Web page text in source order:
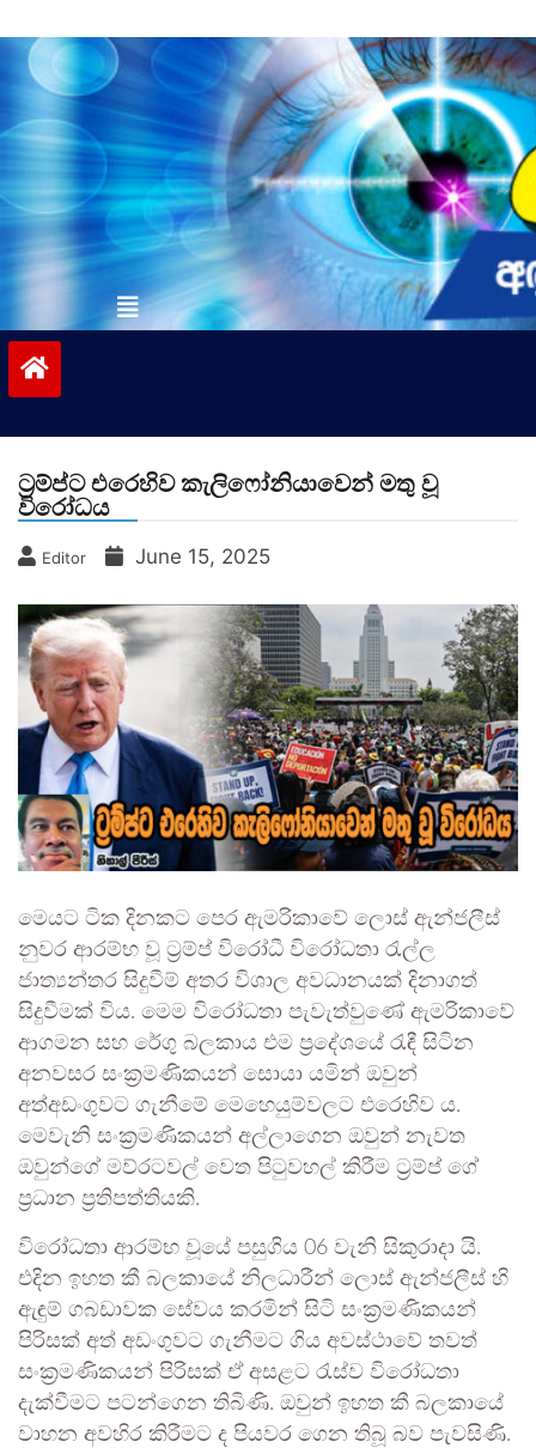
to
contentvinivida.lk
ට්‍රම්ප්ට එරෙහිව කැලිෆෝනියාවෙන් මතු වූ
විරෝධය
Editor June 15, 2025
මෙයට ටික දිනකට පෙර ඇමරිකාවේ ලොස් ඇන්ජලීස්
නුවර ආරම්භ වූ ට්‍රම්ප් විරෝධී විරෝධතා රැල්ල
ජාත්‍යන්තර සිදුවීම් අතර විශාල අවධානයක් දිනාගත්
සිදුවීමක් විය. මෙම විරෝධතා පැවැත්වුණේ ඇමරිකාවේ
ආගමන සහ රේගු බලකාය එම ප්‍රදේශයේ රැඳී සිටින
අනවසර සංක්‍රමණිකයන් සොයා යමින් ඔවුන්
අත්අඩංගුවට ගැනීමේ මෙහෙයුම්වලට එරෙහිව ය.
මෙවැනි සංක්‍රමණිකයන් අල්ලාගෙන ඔවුන් නැවත
ඔවුන්ගේ මව්රටවල් වෙත පිටුවහල් කිරීම ට්‍රම්ප් ගේ
ප්‍රධාන ප්‍රතිපත්තියකි.
විරෝධතා ආරම්භ වූයේ පසුගිය 06 වැනි සිකුරාදා යි.
එදින ඉහත කී බලකායේ නිලධාරීන් ලොස් ඇන්ජලීස් හි
ඇඳුම් ගබඩාවක සේවය කරමින් සිටි සංක්‍රමණිකයන්
පිරිසක් අත් අඩංගුවට ගැනීමට ගිය අවස්ථාවේ තවත්
සංක්‍රමණිකයන් පිරිසක් ඒ අසළට රැස්ව විරෝධතා
දැක්වීමට පටන්ගෙන තිබිණි. ඔවුන් ඉහත කී බලකායේ
වාහන අවහිර කිරීමට ද පියවර ගෙන තිබූ බව පැවසිණි.